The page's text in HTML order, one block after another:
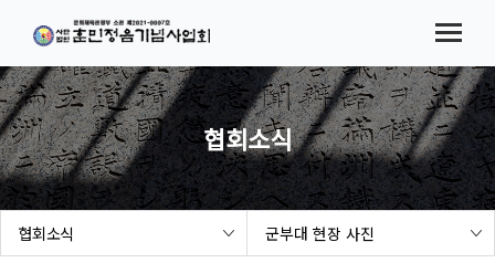
메뉴바로가기
본문바로가기
법인소개
협회소식
시험(대회) 요강
참가접수
결과발표
협회소식
협회소식 군부대 현장 사진